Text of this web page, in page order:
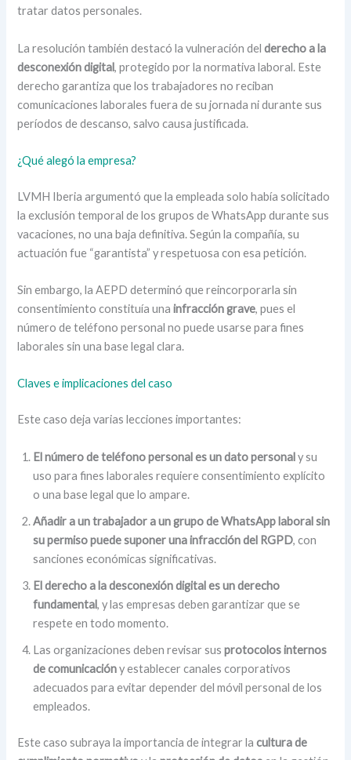
tratar datos personales.
La resolución también destacó la vulneración delderecho a la
desconexión digital, protegido por la normativa laboral. Este
derecho garantiza que los trabajadores no reciban
comunicaciones laborales fuera de su jornada ni durante sus
períodos de descanso, salvo causa justificada.
¿Qué alegó la empresa?
LVMH Iberia argumentó que la empleada solo había solicitado
la exclusión temporal de los grupos de WhatsApp durante sus
vacaciones, no una baja definitiva. Según la compañía, su
actuación fue “garantista” y respetuosa con esa petición.
Sin embargo, la AEPD determinó que reincorporarla sin
consentimiento constituía unainfracción grave, pues el
número de teléfono personal no puede usarse para fines
laborales sin una base legal clara.
Claves e implicaciones del caso
Este caso deja varias lecciones importantes:
El número de teléfono personal es un dato personaly su
uso para fines laborales requiere consentimiento explícito
o una base legal que lo ampare.
Añadir a un trabajador a un grupo de WhatsApp laboral sin
su permiso puede suponer una infracción del RGPD, con
sanciones económicas significativas.
El derecho a la desconexión digital es un derecho
fundamental, y las empresas deben garantizar que se
respete en todo momento.
Las organizaciones deben revisar susprotocolos internos
de comunicacióny establecer canales corporativos
adecuados para evitar depender del móvil personal de los
empleados.
Este caso subraya la importancia de integrar lacultura de